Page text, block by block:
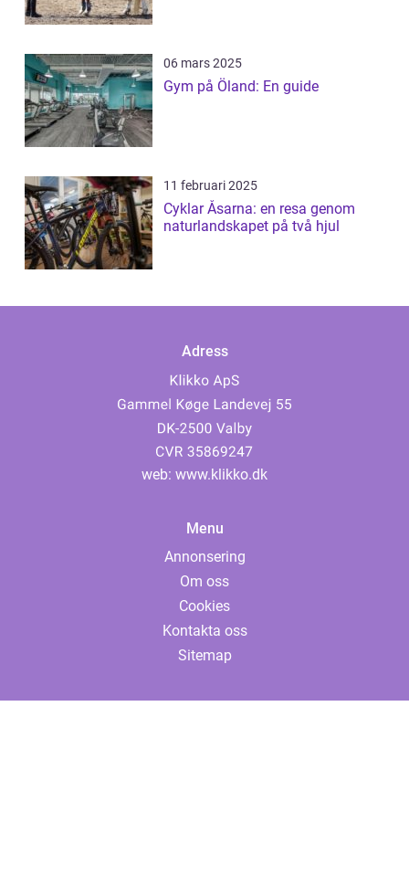
06 mars 2025
Gym på Öland: En guide
11 februari 2025
Cyklar Åsarna: en resa genom
naturlandskapet på två hjul
Adress
web: www.klikko.dk
Menu
Annonsering
Om oss
Cookies
Kontakta oss
Sitemap